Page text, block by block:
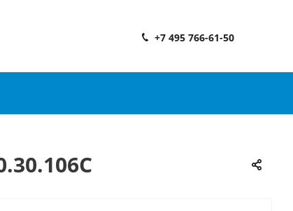
+7 495 766-61-50